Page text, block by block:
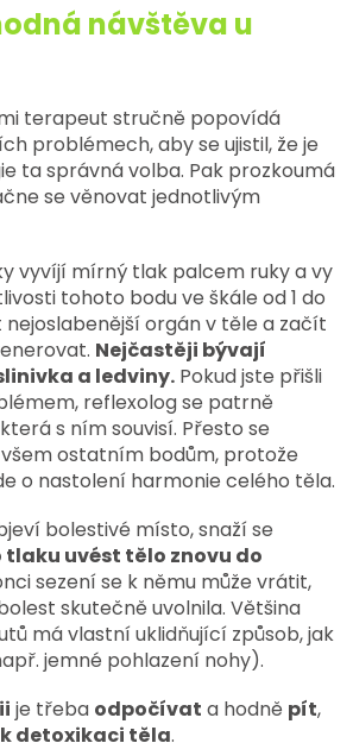
návštěva u
terapeut stručně popovídá
problémech, aby se ujistil, že je
ta správná volba. Pak prozkoumá
se věnovat jednotlivým
vyvíjí mírný tlak palcem ruky a vy
tohoto bodu ve škále od 1 do
nejoslabenější orgán v těle a začít
Nejčastěji bývají
a ledviny. Pokud jste přišli
reflexolog se patrně
s ním souvisí. Přesto se
ostatním bodům, protože
o nastolení harmonie celého těla.
bolestivé místo, snaží se
uvést tělo znovu do
sezení se k němu může vrátit,
skutečně uvolnila. Většina
má vlastní uklidňující způsob, jak
jemné pohlazení nohy).
je třeba odpočívat a hodně pít,
detoxikaci těla.